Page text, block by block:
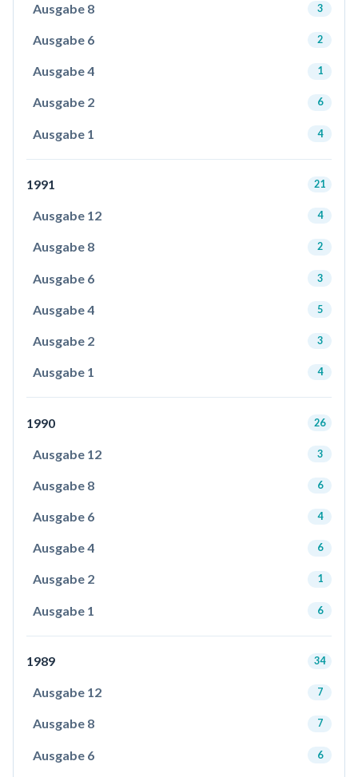
Ausgabe 8 3
Ausgabe 6 2
Ausgabe 4 1
Ausgabe 2 6
Ausgabe 1 4
1991 21
Ausgabe 12 4
Ausgabe 8 2
Ausgabe 6 3
Ausgabe 4 5
Ausgabe 2 3
Ausgabe 1 4
1990 26
Ausgabe 12 3
Ausgabe 8 6
Ausgabe 6 4
Ausgabe 4 6
Ausgabe 2 1
Ausgabe 1 6
1989 34
Ausgabe 12 7
Ausgabe 8 7
Ausgabe 6 6